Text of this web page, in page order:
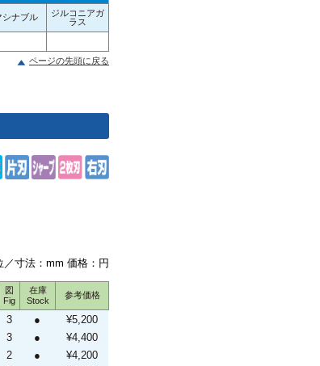
シナブル
ジルコニアガ
ラス
ページの先頭に戻る
／寸法：mm 価格：円
図
Fig
在庫
Stock
参考価格
3 ●
¥5,200
3 ●
¥4,400
2 ●
¥4,200